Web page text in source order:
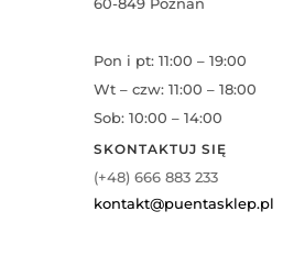
Pon i pt: 11:00 – 19:00
Wt – czw: 11:00 – 18:00
Sob: 10:00 – 14:00
SKONTAKTUJ SIĘ
(+48) 666 883 233
kontakt@puentasklep.pl